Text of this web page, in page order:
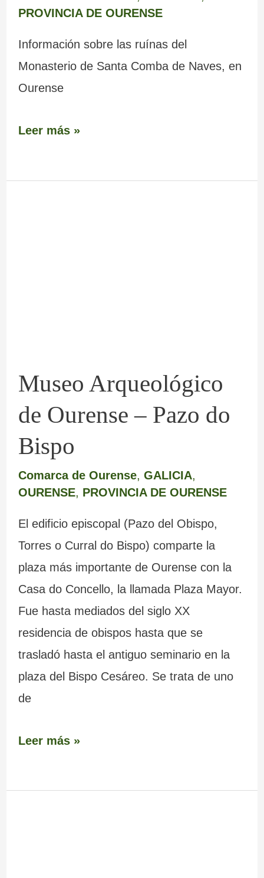
PROVINCIA DE OURENSE
Información sobre las ruínas del
Monasterio de Santa Comba de Naves, en
Ourense
Leer más »
Museo Arqueológico
de Ourense – Pazo do
Bispo
Comarca de Ourense, GALICIA,
OURENSE, PROVINCIA DE OURENSE
El edificio episcopal (Pazo del Obispo,
Torres o Curral do Bispo) comparte la
plaza más importante de Ourense con la
Casa do Concello, la llamada Plaza Mayor.
Fue hasta mediados del siglo XX
residencia de obispos hasta que se
trasladó hasta el antiguo seminario en la
plaza del Bispo Cesáreo. Se trata de uno
de
Leer más »